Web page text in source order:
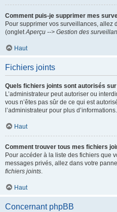
Comment puis-je supprimer mes
Pour supprimer vos surveillances, allez
(ongletAperçu --> Gestion des
Haut
Fichiers joints
Quels fichiers joints sont autorisés
L’administrateur peut autoriser ou
vous n’êtes pas sûr de ce qui est
l’administrateur pour plus d’informations.
Haut
Comment trouver tous mes fichiers
Pour accéder à la liste des fichiers que
messages privés, allez dans votre
fichiers joints.
Haut
Concernant phpBB